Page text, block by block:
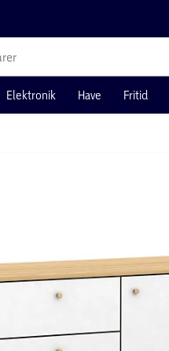
Elektronik Have Fritid